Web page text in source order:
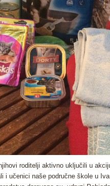
roditelji aktivno uključili u
i učenici naše područne škole u